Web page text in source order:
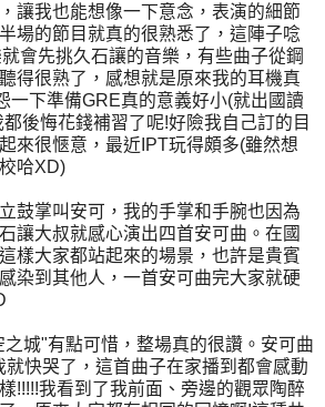
讓我也能想像一下意念，表演的細節
場的節目就真的很熟悉了，這陣子唸
會先挑久石讓的音樂，有些曲子從鋼
得很熟了，感想就是原來我的耳機真
一下準備GRE真的意義好小(就出國讀
後悔花錢補習了呢!好險我自己訂的目
來很愜意，最近IPT玩得頗多(雖然想
哈XD)
鼓掌叫安可，我的手掌和手腕也因為
讓大叔就感心演出四首安可曲。在國
樣大家都站起來的場景，也許是貴賓
染到其他人，一首安可曲完大家就硬
城"有點可惜，整場真的很讚。安可曲
就快哭了，這首曲子在家播到都會感動
!!!!!我看到了我前面、旁邊的觀眾陶醉